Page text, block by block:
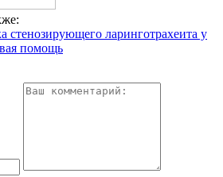
стенозирующего ларинготрахеита у
помощь